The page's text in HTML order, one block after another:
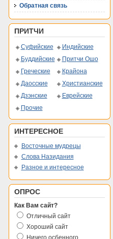
Обратная связь
ПРИТЧИ
Суфийские
Индийские
Буддийские
Притчи Ошо
Греческие
Крайона
Даосские
Христианские
Дзэнские
Еврейские
Прочие
ИНТЕРЕСНОЕ
Восточные мудрецы
Слова Назидания
Разное и интересное
ОПРОС
Как Вам сайт?
Отличный сайт
Хороший сайт
Ничего осбенного